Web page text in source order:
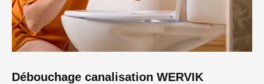
Débouchage canalisation WERVIK